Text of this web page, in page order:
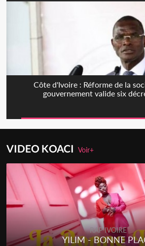
Côte d'Ivoire : Réforme de la
gouvernement valide six
VIDEO KOACIVoir+
RAP IVOIRE
YILIM - BONNE